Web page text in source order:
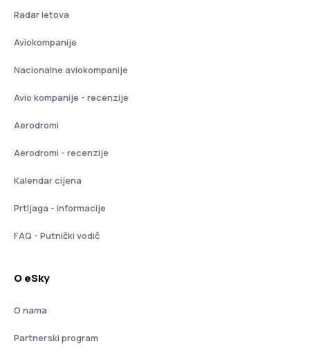
Radar letova
Aviokompanije
Nacionalne aviokompanije
Avio kompanije - recenzije
Aerodromi
Aerodromi - recenzije
Kalendar cijena
Prtljaga - informacije
FAQ - Putnički vodič
O eSky
O nama
Partnerski program